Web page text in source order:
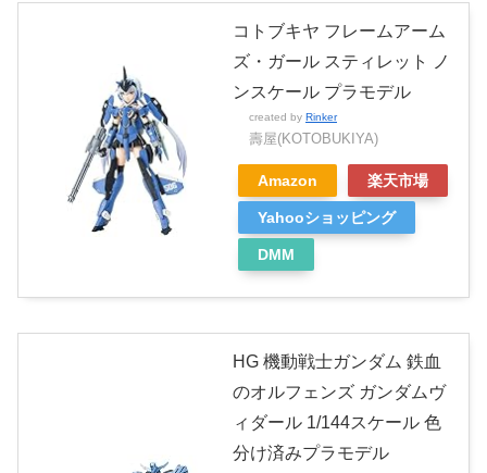
コトブキヤ フレームアーム
ズ・ガール スティレット ノ
ンスケール プラモデル
created by Rinker
壽屋(KOTOBUKIYA)
Amazon 楽天市場
Yahooショッピング
DMM
HG 機動戦士ガンダム 鉄血
のオルフェンズ ガンダムヴ
ィダール 1/144スケール 色
分け済みプラモデル